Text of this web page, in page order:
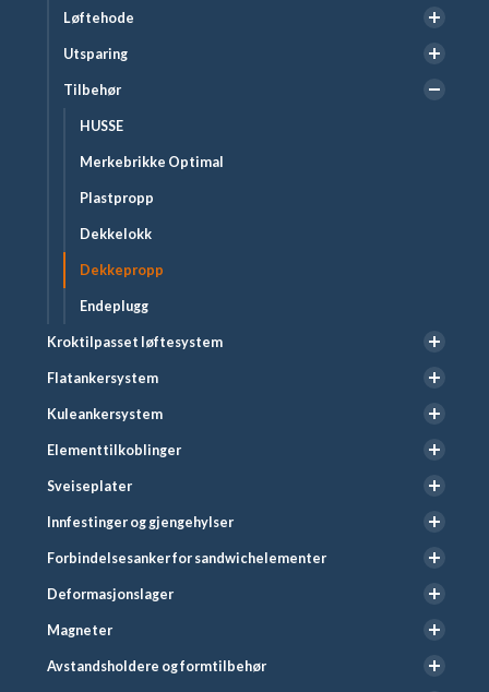
Løftehode
Utsparing
Tilbehør
HUSSE
Merkebrikke Optimal
Plastpropp
Dekkelokk
Dekkepropp
Endeplugg
Kroktilpasset løftesystem
Flatankersystem
Kuleankersystem
Elementtilkoblinger
Sveiseplater
Innfestinger og gjengehylser
Forbindelsesanker for sandwichelementer
Deformasjonslager
Magneter
Avstandsholdere og formtilbehør